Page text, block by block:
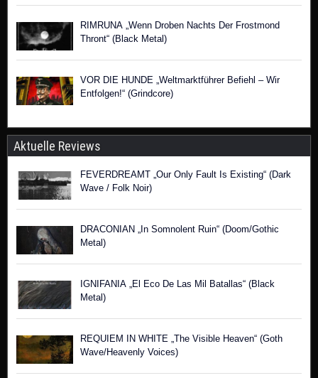
RIMRUNA „Wenn Droben Nachts Der Frostmond
Thront“ (Black Metal)
VOR DIE HUNDE „Weltmarktführer Befiehl – Wir
Entfolgen!“ (Grindcore)
Aktuelle Reviews
FEVERDREAMT „Our Only Fault Is Existing“ (Dark
Wave / Folk Noir)
DRACONIAN „In Somnolent Ruin“ (Doom/Gothic
Metal)
IGNIFANIA „El Eco De Las Mil Batallas“ (Black
Metal)
REQUIEM IN WHITE „The Visible Heaven“ (Goth
Wave/Heavenly Voices)